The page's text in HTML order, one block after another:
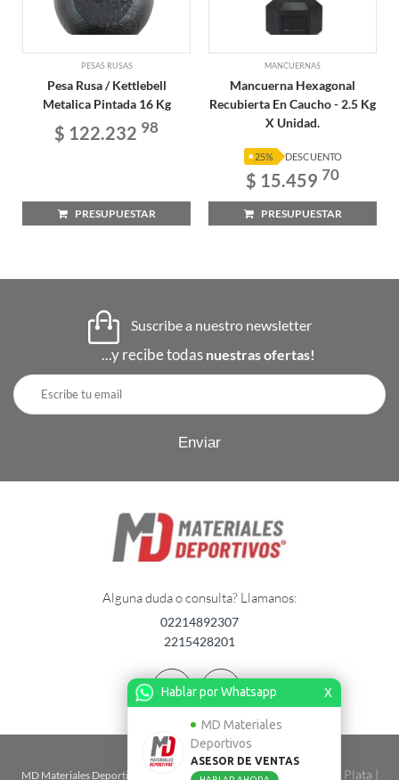
Hablar por Whatsapp X
MD Materiales
Deportivos
ASESOR DE VENTAS
PESAS RUSAS
Pesa Rusa / Kettlebell
Metalica Pintada 16 Kg
$ 122.232 98
PRESUPUESTAR
MANCUERNAS
Mancuerna Hexagonal
Recubierta En Caucho - 2.5 Kg
X Unidad.
25% DESCUENTO
$ 15.459 70
PRESUPUESTAR
Suscribe a nuestro newsletter
...y recibe todas nuestras ofertas!
Alguna duda o consulta? Llamanos:
02214892307
2215428201
MD Materiales Deportivos | Calle 2 n� 1724 entre 67 y 68 - La Plata |